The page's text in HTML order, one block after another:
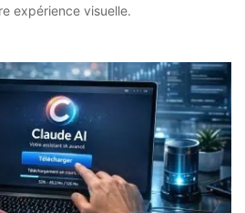
expérience visuelle.